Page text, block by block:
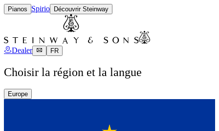
Pianos Spirio Découvrir Steinway
Dealer FR
Choisir la région et la langue
Europe